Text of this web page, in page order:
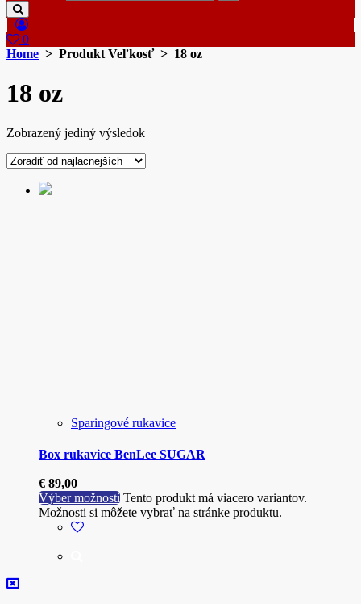
0
Home > Produkt Veľkosť > 18 oz
18 oz
Zobrazený jediný výsledok
Sparingové rukavice
Box rukavice BenLee SUGAR
€ 89,00
Výber možností Tento produkt má viacero variantov.
Možnosti si môžete vybrať na stránke produktu.